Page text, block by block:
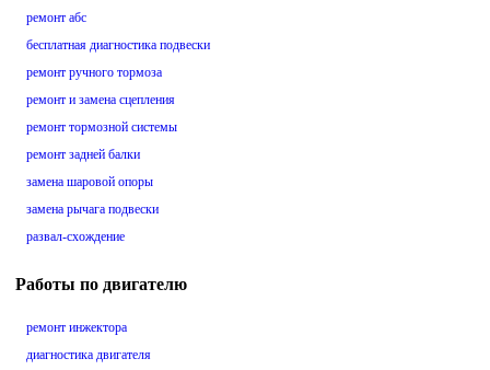
ремонт абс
бесплатная диагностика подвески
ремонт ручного тормоза
ремонт и замена сцепления
ремонт тормозной системы
ремонт задней балки
замена шаровой опоры
замена рычага подвески
развал-схождение
Работы по двигателю
ремонт инжектора
диагностика двигателя